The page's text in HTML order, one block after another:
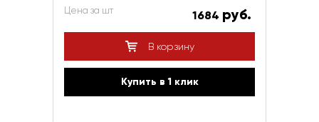
Цена за шт 1684 руб.
В корзину
Купить в 1 клик